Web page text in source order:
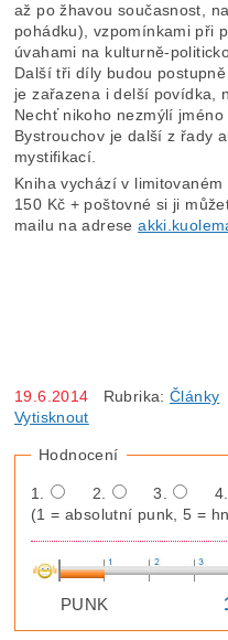
až po žhavou současnost,
pohádku), vzpomínkami při
úvahami na kulturně-
Další tři díly budou
je zařazena i delší povídka,
Nechť nikoho nezmýlí
Bystrouchov je další z řady
mystifikací.
Kniha vychází v
150 Kč + poštovné si ji
mailu na adrese
19.6.2014 Rubrika:Články
Vytisknout
Hodnocení
1. 2. 3. 4.
(1 = absolutní punk, 5 =
PUNK